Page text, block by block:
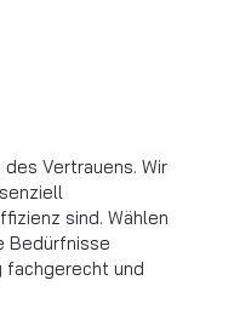
Vertrauens. Wir
sind. Wählen
Bedürfnisse
fachgerecht und